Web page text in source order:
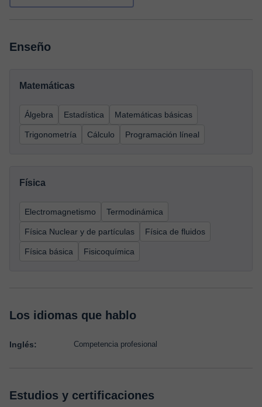
Enseño
Matemáticas
Álgebra Estadística Matemáticas básicas
Trigonometría Cálculo Programación líneal
Física
Electromagnetismo Termodinámica
Física Nuclear y de partículas Física de fluidos
Física básica Fisicoquímica
Los idiomas que hablo
Inglés: Competencia profesional
Estudios y certificaciones